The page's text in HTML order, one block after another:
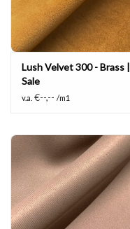
Lush Velvet 300 - Brass |
Sale
v.a. €--,-- /m1